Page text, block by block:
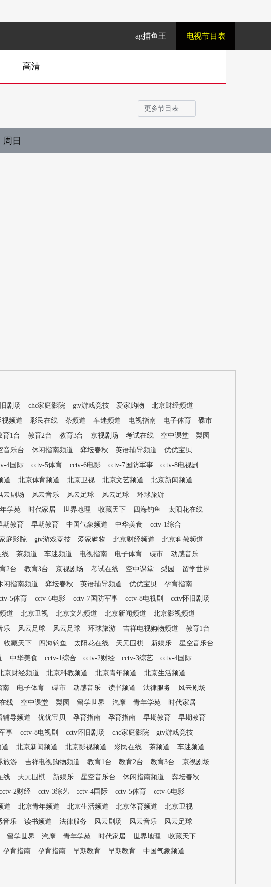
电视节目表
ag捕鱼王
高清
更多节目表
周日
剧场 chc家庭影院 gtv游戏竞技 爱家购物
北京财经频道
视频道 彩民在线 茶频道 车迷频道 电视指南 电子体育
碟市
育1台 教育2台 教育3台 京视剧场 考试在线 空中课堂
梨园
音乐台 休闲指南频道 弈坛春秋 英语辅导频道
优优宝贝
4国际 cctv-5体育 cctv-6电影 cctv-7国防军事
cctv-8电视剧
道 北京体育频道 北京卫视 北京文艺频道
北京新闻频道
云剧场 风云音乐 风云足球 风云足球
环球旅游
学苑 时代家居 世界地理 收藏天下 四海钓鱼
太阳花在线
期教育 早期教育 中国气象频道 中华美食
cctv-1综合
庭影院 gtv游戏竞技 爱家购物 北京财经频道
北京科教频道
线 茶频道 车迷频道 电视指南 电子体育 碟市
动感音乐
2台 教育3台 京视剧场 考试在线 空中课堂 梨园
留学世界
闲指南频道 弈坛春秋 英语辅导频道 优优宝贝
孕育指南
5体育 cctv-6电影 cctv-7国防军事 cctv-8电视剧
cctv怀旧剧场
道 北京卫视 北京文艺频道 北京新闻频道
北京影视频道
乐 风云足球 风云足球 环球旅游 吉祥电视购物频道
教育1台
收藏天下 四海钓鱼 太阳花在线 天元围棋 新娱乐
星空音乐台
中华美食 cctv-1综合 cctv-2财经 cctv-3综艺
cctv-4国际
京财经频道 北京科教频道 北京青年频道
北京生活频道
南 电子体育 碟市 动感音乐 读书频道 法律服务
风云剧场
线 空中课堂 梨园 留学世界 汽摩 青年学苑
时代家居
辅导频道 优优宝贝 孕育指南 孕育指南 早期教育
早期教育
事 cctv-8电视剧 cctv怀旧剧场 chc家庭影院
gtv游戏竞技
道 北京新闻频道 北京影视频道 彩民在线 茶频道
车迷频道
旅游 吉祥电视购物频道 教育1台 教育2台 教育3台
京视剧场
线 天元围棋 新娱乐 星空音乐台 休闲指南频道
弈坛春秋
cctv-2财经 cctv-3综艺 cctv-4国际 cctv-5体育
cctv-6电影
道 北京青年频道 北京生活频道 北京体育频道
北京卫视
音乐 读书频道 法律服务 风云剧场 风云音乐
风云足球
留学世界 汽摩 青年学苑 时代家居 世界地理
收藏天下
孕育指南 孕育指南 早期教育 早期教育
中国气象频道